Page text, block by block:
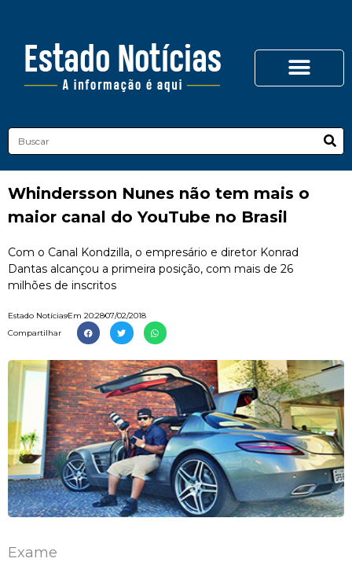
Whindersson Nunes não tem mais o
maior canal do YouTube no Brasil
Com o Canal Kondzilla, o empresário e diretor Konrad
Dantas alcançou a primeira posição, com mais de 26
milhões de inscritos
Estado NotíciasEm 20:2807/02/2018
Compartilhar
Exame